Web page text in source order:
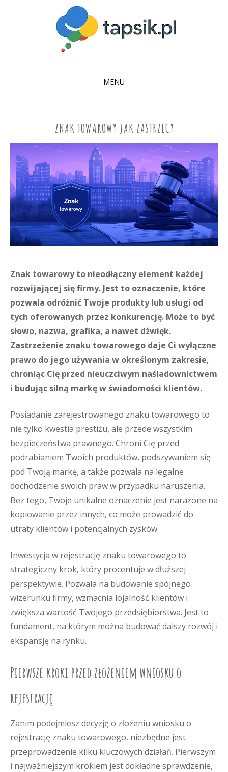
MENU
ZNAK TOWAROWY JAK ZASTRZEC?
Znak towarowy to nieodłączny element każdej
rozwijającej się firmy. Jest to oznaczenie, które
pozwala odróżnić Twoje produkty lub usługi od
tych oferowanych przez konkurencję. Może to być
słowo, nazwa, grafika, a nawet dźwięk.
Zastrzeżenie znaku towarowego daje Ci wyłączne
prawo do jego używania w określonym zakresie,
chroniąc Cię przed nieuczciwym naśladownictwem
i budując silną markę w świadomości klientów.
Posiadanie zarejestrowanego znaku towarowego to
nie tylko kwestia prestiżu, ale przede wszystkim
bezpieczeństwa prawnego. Chroni Cię przed
podrabianiem Twoich produktów, podszywaniem się
pod Twoją markę, a także pozwala na legalne
dochodzenie swoich praw w przypadku naruszenia.
Bez tego, Twoje unikalne oznaczenie jest narażone na
kopiowanie przez innych, co może prowadzić do
utraty klientów i potencjalnych zysków.
Inwestycja w rejestrację znaku towarowego to
strategiczny krok, który procentuje w dłuższej
perspektywie. Pozwala na budowanie spójnego
wizerunku firmy, wzmacnia lojalność klientów i
zwiększa wartość Twojego przedsiębiorstwa. Jest to
fundament, na którym można budować dalszy rozwój i
ekspansję na rynku.
Pierwsze kroki przed złożeniem wniosku o
rejestrację
Zanim podejmiesz decyzję o złożeniu wniosku o
rejestrację znaku towarowego, niezbędne jest
przeprowadzenie kilku kluczowych działań. Pierwszym
i najważniejszym krokiem jest dokładne sprawdzenie,